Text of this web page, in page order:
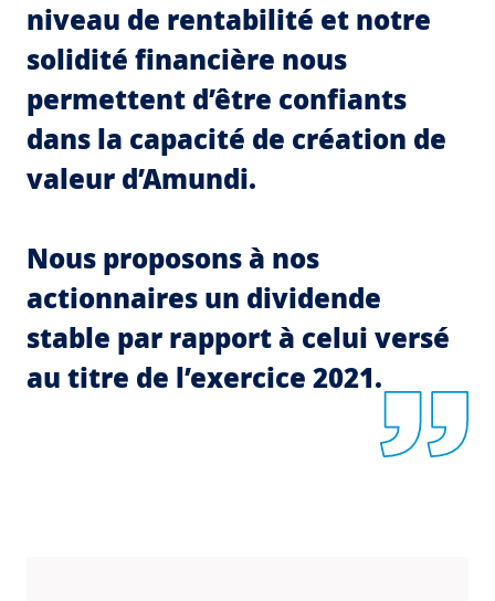
niveau de rentabilité et notre
solidité financière nous
permettent d’être confiants
dans la capacité de création de
valeur d’Amundi.
Nous proposons à nos
actionnaires un dividende
stable par rapport à celui versé
au titre de l’exercice 2021.